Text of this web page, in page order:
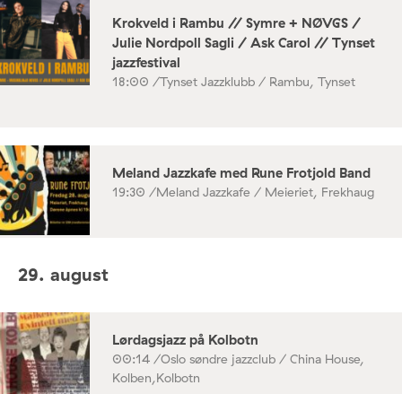
Krokveld i Rambu // Symre + NØVGS /
Julie Nordpoll Sagli / Ask Carol // Tynset
jazzfestival
18:00 /Tynset Jazzklubb / Rambu, Tynset
Meland Jazzkafe med Rune Frotjold Band
19:30 /Meland Jazzkafe / Meieriet, Frekhaug
29. august
Lørdagsjazz på Kolbotn
00:14 /Oslo søndre jazzclub / China House,
Kolben,Kolbotn